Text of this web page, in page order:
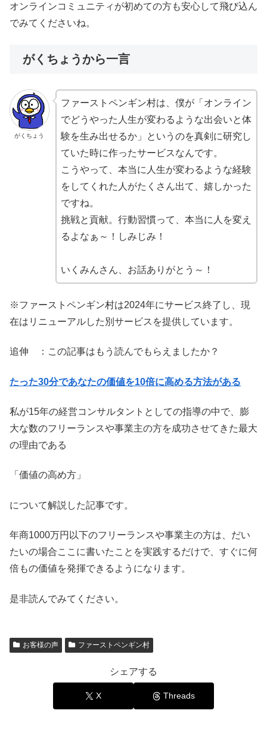
オンラインコミュニティが初めての方も安心して飛び込ん
でみてくださいね。
がくちょうから一言
がくちょう
ファーストペンギン村は、僕が「オンライン
でどうやった人生が変わるような出会いと体
験を生み出せるか」というのを真剣に研究し
ていた時に作ったサービスなんです。
こうやって、本当に人生が変わるような経験
をしてくれた人がたくさん出て、嬉しかった
ですね。
挑戦と貢献。行動習慣って、本当に人を変え
るよなぁ～！しみじみ！
いくみんさん、お話ありがとう～！
※ファーストペンギン村は2024年にサービス終了し、現
在はリニューアルした別サービスを提供しています。
追伸 ：この記事はもう読んでもらえましたか？
たった30分であなたの価値を10倍に高める方法がある
私が15年の経営コンサルタントとしての指導の中で、膨
大な数のフリーランスや事業主の方を成功させてきた最大
の理由である
「価値の高め方」
について解説した記事です。
年商1000万円以下のフリーランスや事業主の方は、だい
たいの場合ここに書いたことを実践するだけで、すぐに何
倍もの価値を発揮できるようになります。
是非読んでみてください。
お客様の声 ファーストペンギン村
シェアする
X Threads